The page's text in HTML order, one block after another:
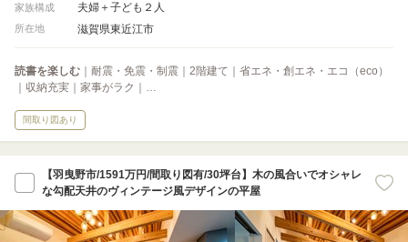
家族構成 夫婦＋子ども２人
所在地 滋賀県東近江市
読書を楽しむ ｜耐震・免震・制震｜2階建て｜省エネ・創エネ・エコ（eco）
｜収納充実｜家事がラク｜…
間取り図あり
【羽曳野市/1591万円/間取り図有/30坪台】木の風合いでオシャレ
な勾配天井のヴィンテージ風デザインの平屋